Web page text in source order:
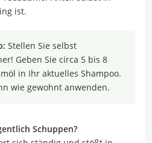
ist.
Stellen Sie selbst
Geben Sie circa 5 bis 8
in Ihr aktuelles Shampoo.
wie gewohnt anwenden.
Schuppen?